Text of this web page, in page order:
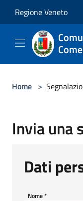
Regione Veneto
Home >
Invia una
Dati
Nome*